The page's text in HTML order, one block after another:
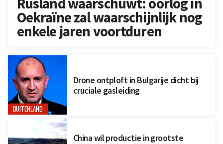
Rusland waarschuwt: oorlog in
Oekraïne zal waarschijnlijk nog
enkele jaren voortduren
BUITENLAND
Drone ontploft in Bulgarije dicht bij
cruciale gasleiding
China wil productie in grootste